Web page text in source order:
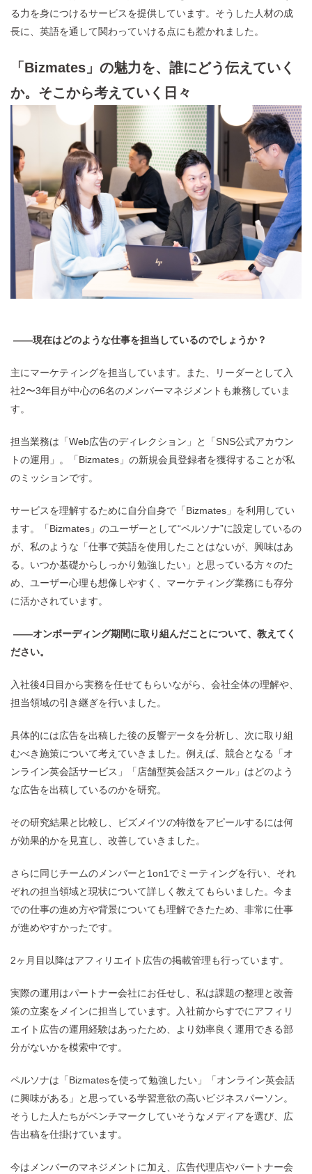
る力を身につけるサービスを提供しています。そうした人材の成
長に、英語を通して関わっていける点にも惹かれました。
「Bizmates」の魅力を、誰にどう伝えていく
か。そこから考えていく日々
——現在はどのような仕事を担当しているのでしょうか？
主にマーケティングを担当しています。また、リーダーとして入
社2〜3年目が中心の6名のメンバーマネジメントも兼務していま
す。
担当業務は「Web広告のディレクション」と「SNS公式アカウン
トの運用」。「Bizmates」の新規会員登録者を獲得することが私
のミッションです。
サービスを理解するために自分自身で「Bizmates」を利用してい
ます。「Bizmates」のユーザーとして“ペルソナ”に設定しているの
が、私のような「仕事で英語を使用したことはないが、興味はあ
る。いつか基礎からしっかり勉強したい」と思っている方々のた
め、ユーザー心理も想像しやすく、マーケティング業務にも存分
に活かされています。
——オンボーディング期間に取り組んだことについて、教えてく
ださい。
入社後4日目から実務を任せてもらいながら、会社全体の理解や、
担当領域の引き継ぎを行いました。
具体的には広告を出稿した後の反響データを分析し、次に取り組
むべき施策について考えていきました。例えば、競合となる「オ
ンライン英会話サービス」「店舗型英会話スクール」はどのよう
な広告を出稿しているのかを研究。
その研究結果と比較し、ビズメイツの特徴をアピールするには何
が効果的かを見直し、改善していきました。
さらに同じチームのメンバーと1on1でミーティングを行い、それ
ぞれの担当領域と現状について詳しく教えてもらいました。今ま
での仕事の進め方や背景についても理解できたため、非常に仕事
が進めやすかったです。
2ヶ月目以降はアフィリエイト広告の掲載管理も行っています。
実際の運用はパートナー会社にお任せし、私は課題の整理と改善
策の立案をメインに担当しています。入社前からすでにアフィリ
エイト広告の運用経験はあったため、より効率良く運用できる部
分がないかを模索中です。
ペルソナは「Bizmatesを使って勉強したい」「オンライン英会話
に興味がある」と思っている学習意欲の高いビジネスパーソン。
そうした人たちがベンチマークしていそうなメディアを選び、広
告出稿を仕掛けています。
今はメンバーのマネジメントに加え、広告代理店やパートナー会